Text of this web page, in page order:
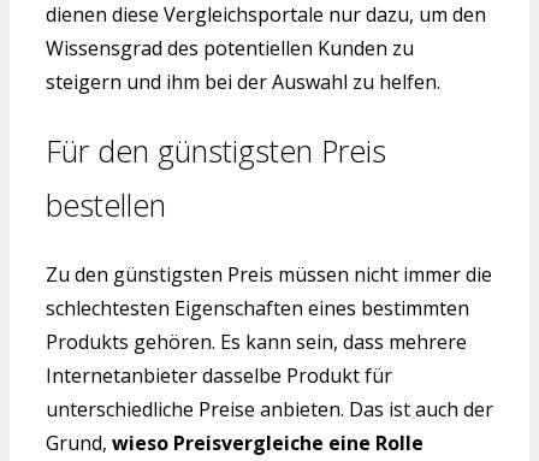
dienen diese Vergleichsportale nur dazu, um den
Wissensgrad des potentiellen Kunden zu
steigern und ihm bei der Auswahl zu helfen.
Für den günstigsten Preis
bestellen
Zu den günstigsten Preis müssen nicht immer die
schlechtesten Eigenschaften eines bestimmten
Produkts gehören. Es kann sein, dass mehrere
Internetanbieter dasselbe Produkt für
unterschiedliche Preise anbieten. Das ist auch der
Grund, wieso Preisvergleiche eine Rolle